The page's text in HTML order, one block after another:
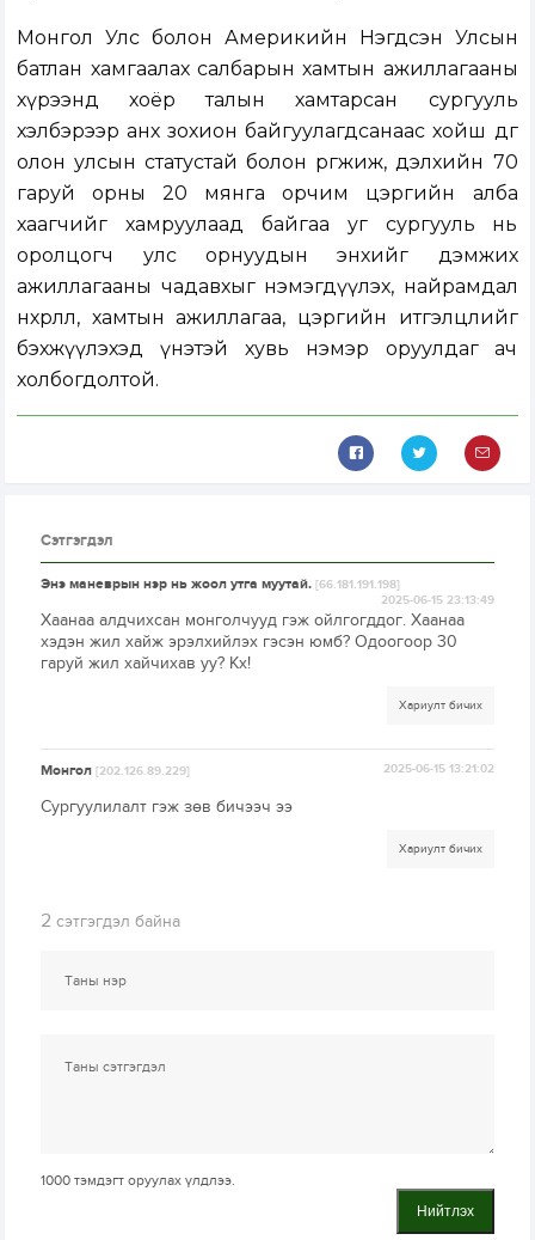
Монгол Улс болон Америкийн Нэгдсэн Улсын
батлан хамгаалах салбарын хамтын ажиллагааны
хүрээнд хоёр талын хамтарсан сургууль
хэлбэрээр анх зохион байгуулагдсанаас хойш өдгөө
олон улсын статустай болон өргөжиж, дэлхийн 70
гаруй орны 20 мянга орчим цэргийн алба
хаагчийг хамруулаад байгаа уг сургууль нь
оролцогч улс орнуудын энхийг дэмжих
ажиллагааны чадавхыг нэмэгдүүлэх, найрамдал
нөхөрлөл, хамтын ажиллагаа, цэргийн итгэлцлийг
бэхжүүлэхэд үнэтэй хувь нэмэр оруулдаг ач
холбогдолтой.
Сэтгэгдэл
Энэ маневрын нэр нь жоол утга муутай.[66.181.191.198]
2025-06-15 23:13:49
Хаанаа алдчихсан монголчууд гэж ойлгогддог. Хаанаа
хэдэн жил хайж эрэлхийлэх гэсэн юмб? Одоогоор 30
гаруй жил хайчихав уу? Кх!
Хариулт бичих
Монгол[202.126.89.229] 2025-06-15 13:21:02
Сургуулилалт гэж зөв бичээч ээ
Хариулт бичих
2 сэтгэгдэл байна
1000 тэмдэгт оруулах үлдлээ.
Нийтлэх